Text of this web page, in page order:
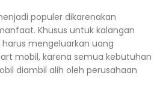
populer dikarenakan
Khusus untuk kalangan
mengeluarkan uang
mobil, karena semua kebutuhan
diambil alih oleh perusahaan